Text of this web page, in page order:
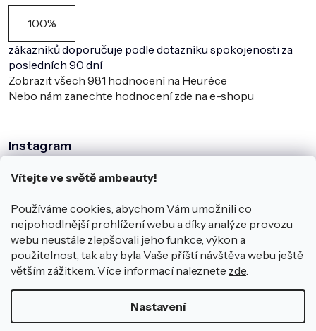
Vítejte ve světě ambeauty!
Používáme cookies, abychom Vám umožnili co
nejpohodlnější prohlížení webu a díky analýze provozu
webu neustále zlepšovali jeho funkce, výkon a
použitelnost, tak aby byla Vaše příští návštěva webu ještě
větším zážitkem. Více informací naleznete zde.
Nastavení
100%
zákazníků doporučuje podle dotazníku spokojenosti za
posledních 90 dní
Zobrazit všech 981 hodnocení na Heuréce
Nebo nám zanechte hodnocení zde na e-shopu
Instagram
Sledovat na Instagramu